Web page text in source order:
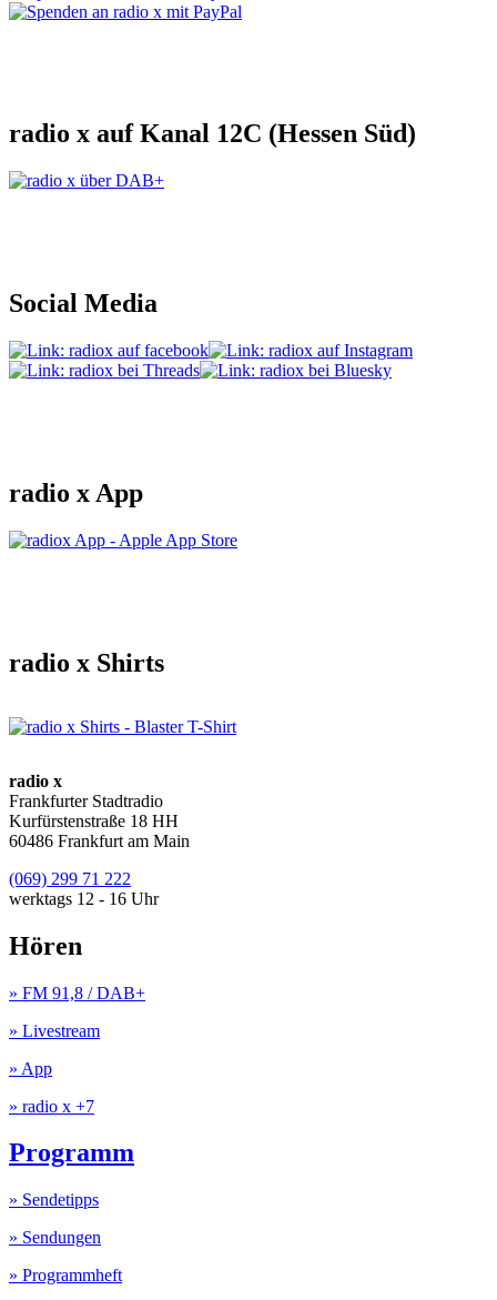
radio x auf Kanal 12C (Hessen Süd)
Social Media
radio x App
radio x Shirts
radio x
Frankfurter Stadtradio
Kurfürstenstraße 18 HH
60486 Frankfurt am Main
(069) 299 71 222
werktags 12 - 16 Uhr
Hören
» FM 91,8 / DAB+
» Livestream
» App
» radio x +7
Programm
» Sendetipps
» Sendungen
» Programmheft